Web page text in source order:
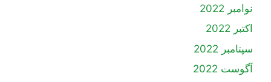
نوامبر 2022
اکتبر 2022
سپتامبر 2022
آگوست 2022